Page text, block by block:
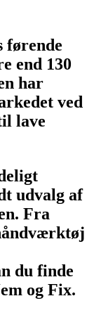
førende
end 130
har
ved
lave
udvalg af
Fra
du finde
og Fix.